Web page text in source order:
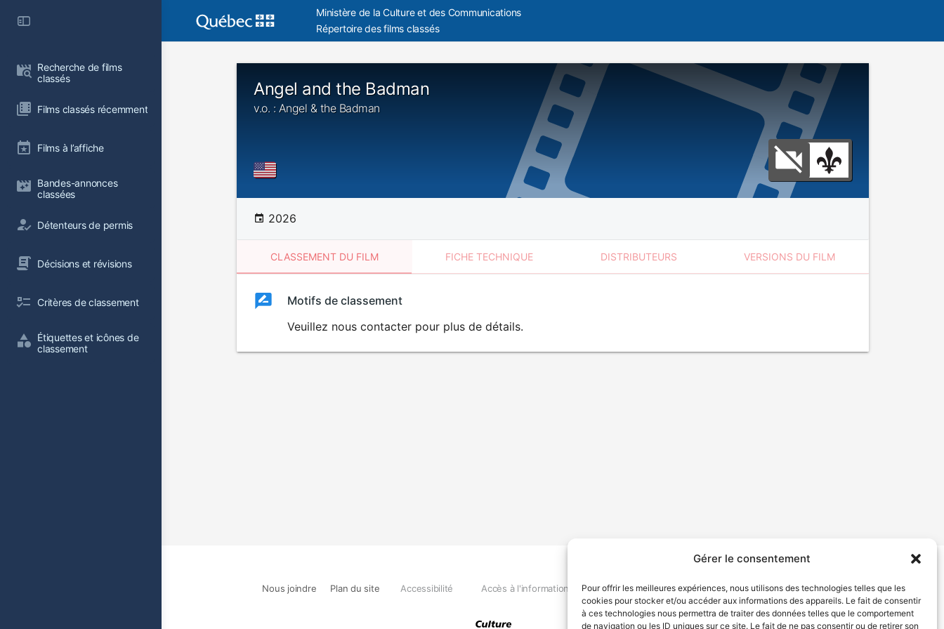
Gérer le consentement
Pour offrir les meilleures expériences, nous utilisons des technologies telles que les
cookies pour stocker et/ou accéder aux informations des appareils. Le fait de consentir
à ces technologies nous permettra de traiter des données telles que le comportement
de navigation ou les ID uniques sur ce site. Le fait de ne pas consentir ou de retirer son
Recherche de films
classés
Films classés récemment
Films à l’affiche
Bandes-annonces
classées
Détenteurs de permis
Décisions et révisions
Critères de classement
Étiquettes et icônes de
classement
Ministère de la Culture et des Communications
Répertoire des films classés
Angel and the Badman
v.o. : Angel & the Badman
2026
CLASSEMENT DU FILM FICHE TECHNIQUE DISTRIBUTEURS VERSIONS DU FILM
ClassementClassement
Motifs de classement
Veuillez nous contacter pour plus de détails.
Nous joindre Plan du site Accessibilité Accès à l'information Déclaration de services Politique de confidentialité